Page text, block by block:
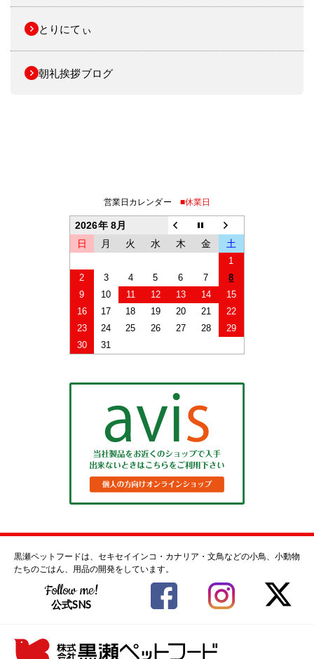
とりにてぃ
朝礼挨拶ブログ
営業日カレンダー ■休業日
2026年 8月
日
月 火 水 木 金 土
1
2
3 4 5 6 7
8
9
10 11 12 13 14
15
16
17 18 19 20 21
22
23
24 25 26 27 28
29
30
31
黒瀬ペットフードは、セキセイインコ・カナリア・文鳥などの小鳥、小動物
たちのごはん、用品の開発をしています。
Follow me!
公式SNS